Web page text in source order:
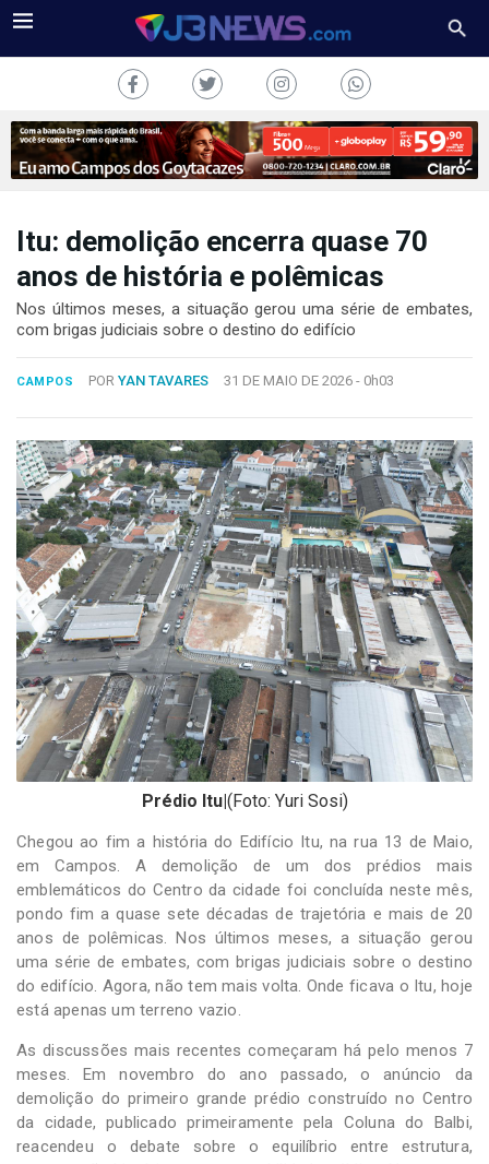
TV
CONOSCO
Copyright
2024
Desenvolvido
por
Hesea
Tecnologia
Sistemas
Itu: demolição encerra quase 70
anos de história e polêmicas
Nos últimos meses, a situação gerou uma série de embates,
com brigas judiciais sobre o destino do edifício
CAMPOS POR YAN TAVARES 31 DE MAIO DE 2026 - 0h03
Prédio Itu|(Foto: Yuri Sosi)
Chegou ao fim a história do Edifício Itu, na rua 13 de Maio,
em Campos. A demolição de um dos prédios mais
emblemáticos do Centro da cidade foi concluída neste mês,
pondo fim a quase sete décadas de trajetória e mais de 20
anos de polêmicas. Nos últimos meses, a situação gerou
uma série de embates, com brigas judiciais sobre o destino
do edifício. Agora, não tem mais volta. Onde ficava o Itu, hoje
está apenas um terreno vazio.
As discussões mais recentes começaram há pelo menos 7
meses. Em novembro do ano passado, o anúncio da
demolição do primeiro grande prédio construído no Centro
da cidade, publicado primeiramente pela Coluna do Balbi,
reacendeu o debate sobre o equilíbrio entre estrutura,